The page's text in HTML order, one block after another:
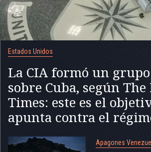
Estados Unidos
La CIA formó un
sobre Cuba, según
Times: este es el
apunta contra el
Apagones